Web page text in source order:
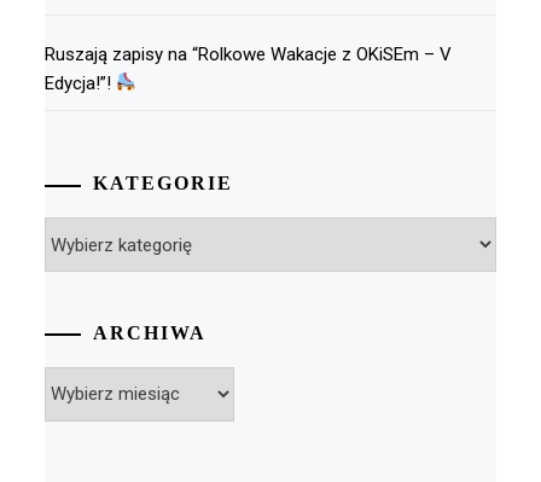
Ruszają zapisy na “Rolkowe Wakacje z OKiSEm – V
Edycja!”!
KATEGORIE
ARCHIWA